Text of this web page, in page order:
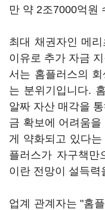
만 약 2조7000억원
최대 채권자인 메
이유로 추가 자금
서는 홈플러스의
는 분위기입니다.
알짜 자산 매각을
금 확보에 어려움
게 약화되고 있다
플러스가 자구책
이란 전망이 설득력
업계 관계자는 "홈